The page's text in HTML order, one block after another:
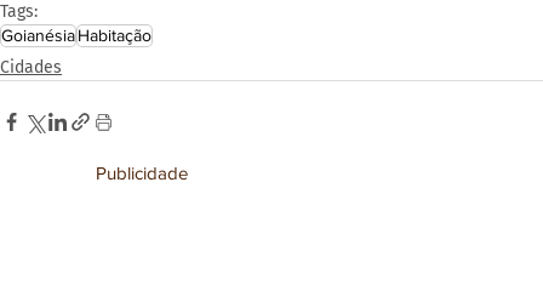
Tags:
GoianésiaHabitação
Cidades
Publicidade